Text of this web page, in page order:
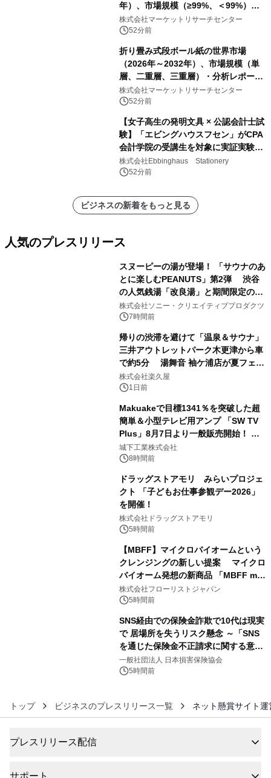
年）、市場規模（≥99%、＜99%）・
分析レポートを発表
株式会社マーケットリサーチセンター
52分前
折り畳み式段ボール紙の世界市場
（2026年～2032年）、市場規模（単
層、二重層、三重層）・分析レポート
を発表
株式会社マーケットリサーチセンター
52分前
【女子高生の発明文具 × 公認会計士試
験】「エビングハウスフセン」がCPA
会計学院の受講生を対象に実証実験を
実施
株式会社Ebbinghaus Stationery
52分前
ビジネスの新着をもっと見る
人気のプレスリリース
スヌーピーの湯が登場！ 「サウナのあ
とに楽しむPEANUTS」第2弾 渋谷
の人気銭湯「改良湯」と期間限定のコ
ラボレーション サウナイキタイコラ
ボグッズも発売決定！
株式会社ソニー・クリエイティブプロダクツ
7時間前
帰りの渋滞を避けて「温泉＆サウナ」
三井アウトレットパーク木更津から車
で約5分 湯舞音 袖ケ浦店が夏フェア
メニューを提供
株式会社楽久屋
1日前
Makuakeで目標1341％を突破した超
簡単＆小型テレビ用アンプ 「SW TV
Plus」8月7日より一般販売開始！ ケ
ーブル1本つなぐだけ、テレビの音が
ぐっと豊かに
城下工業株式会社
8時間前
ドラッグストアモリ みらいプロジェ
クト 「子どもお仕事参観デー2026」
を開催！
株式会社ドラッグストアモリ
5時間前
【MBFF】マイクロバイオームという
クレンジングの新しい提案 マイクロ
バイオーム発想の新商品 「MBFF mb
クレンジングPRO」を2026年8月6日
発売
株式会社フローリストジャパン
5時間前
SNS経由での保険金詐欺で10代は現実
で 居場所を失うリスク懸念 ～「SNS
を通じた保険金不正請求に関する意識
調査」を実施、 認知度の低さも浮き彫
りに～
一般社団法人 日本損害保険協会
5時間前
トップ ビジネスのプレスリリース一覧 ネット懸賞サイト
プレスリリース配信
サポート